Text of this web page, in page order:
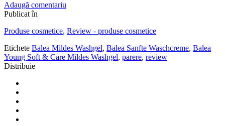
Adaugă comentariu
Publicat în
Produse cosmetice, Review - produse cosmetice
Etichete Balea Mildes Washgel, Balea Sanfte Waschcreme, Balea
Young Soft & Care Mildes Washgel, parere, review
Distribuie